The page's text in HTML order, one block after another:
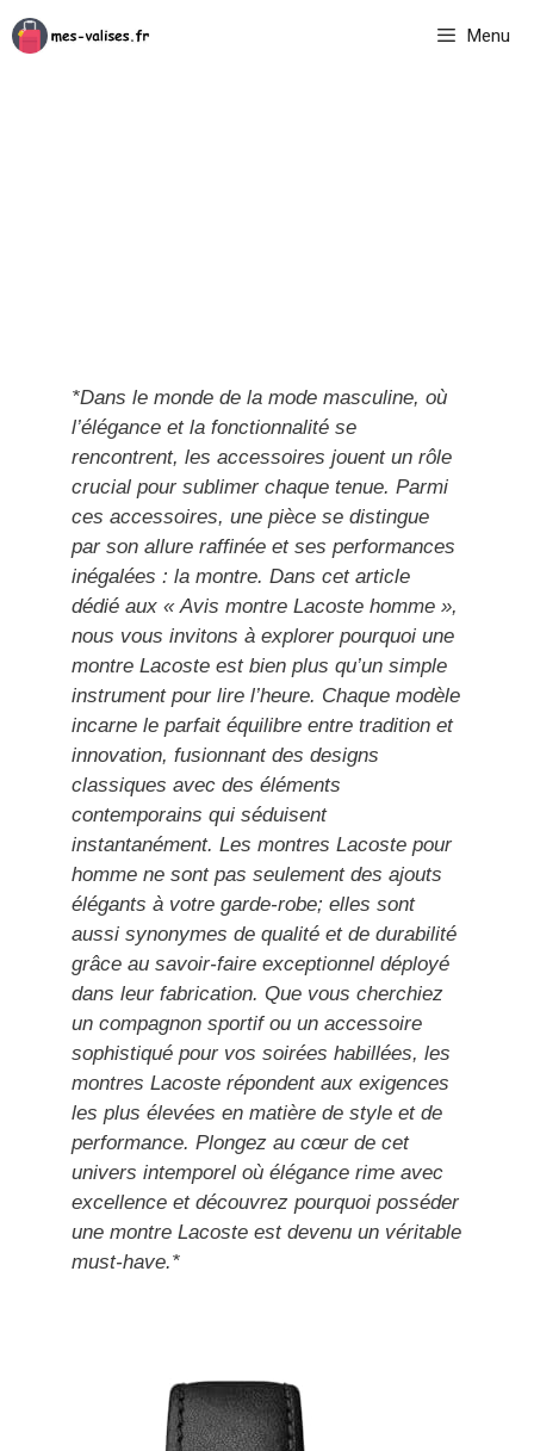
Aller
au
Menu
*Dans le monde de la mode masculine, où
l’élégance et la fonctionnalité se
rencontrent, les accessoires jouent un rôle
crucial pour sublimer chaque tenue. Parmi
ces accessoires, une pièce se distingue
par son allure raffinée et ses performances
inégalées : la montre. Dans cet article
dédié aux « Avis montre Lacoste homme »,
nous vous invitons à explorer pourquoi une
montre Lacoste est bien plus qu’un simple
instrument pour lire l’heure. Chaque modèle
incarne le parfait équilibre entre tradition et
innovation, fusionnant des designs
classiques avec des éléments
contemporains qui séduisent
instantanément. Les montres Lacoste pour
homme ne sont pas seulement des ajouts
élégants à votre garde-robe; elles sont
aussi synonymes de qualité et de durabilité
grâce au savoir-faire exceptionnel déployé
dans leur fabrication. Que vous cherchiez
un compagnon sportif ou un accessoire
sophistiqué pour vos soirées habillées, les
montres Lacoste répondent aux exigences
les plus élevées en matière de style et de
performance. Plongez au cœur de cet
univers intemporel où élégance rime avec
excellence et découvrez pourquoi posséder
une montre Lacoste est devenu un véritable
must-have.*